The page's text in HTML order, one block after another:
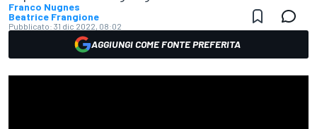
Franco Nugnes
Beatrice Frangione
Pubblicato: 31 dic 2022, 08:02
AGGIUNGI COME FONTE PREFERITA